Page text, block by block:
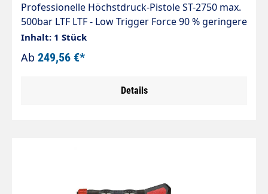
Professionelle Höchstdruck-Pistole ST-2750 max.
500bar LTF LTF - Low Trigger Force 90 % geringere
Haltekraft und 40 % geringere Abzugskraft
gegenüber marktüblichen Pistolen. Max. 500 bar
/ 30 l/min / 150 °C AnschlüssEingang: Eingang =
Inhalt: 1 Stück
Ab 249,56 €*
Details